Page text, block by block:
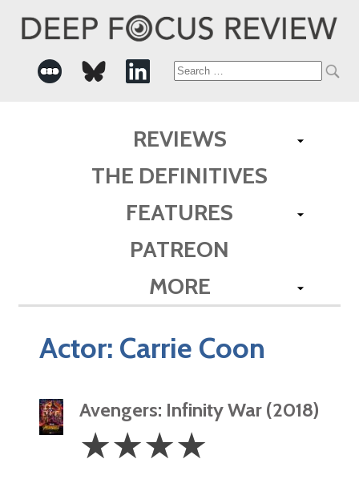
Search
REVIEWS
THE DEFINITIVES
FEATURES
PATREON
MORE
Actor: Carrie Coon
Avengers: Infinity War (2018)
Stars
☆☆☆☆